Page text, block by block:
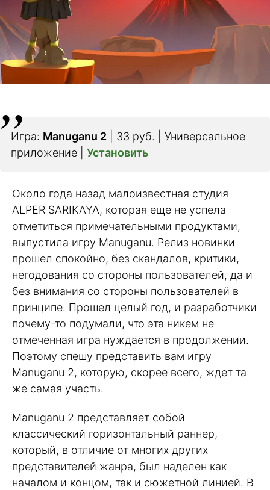
Игра: Manuganu 2 | 33 руб. | Универсальное
приложение | Установить
Около года назад малоизвестная студия
ALPER SARIKAYA, которая еще не успела
отметиться примечательными продуктами,
выпустила игру Manuganu. Релиз новинки
прошел спокойно, без скандалов, критики,
негодования со стороны пользователей, да и
без внимания со стороны пользователей в
принципе. Прошел целый год, и разработчики
почему-то подумали, что эта никем не
отмеченная игра нуждается в продолжении.
Поэтому спешу представить вам игру
Manuganu 2, которую, скорее всего, ждет та
же самая участь.
Manuganu 2 представляет собой
классический горизонтальный раннер,
который, в отличие от многих других
представителей жанра, был наделен как
началом и концом, так и сюжетной линией. В